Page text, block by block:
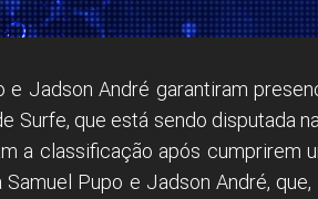
e Jadson André garantiram
Surfe, que está sendo disputada
a classificação após cumprirem
Pupo e Jadson André,